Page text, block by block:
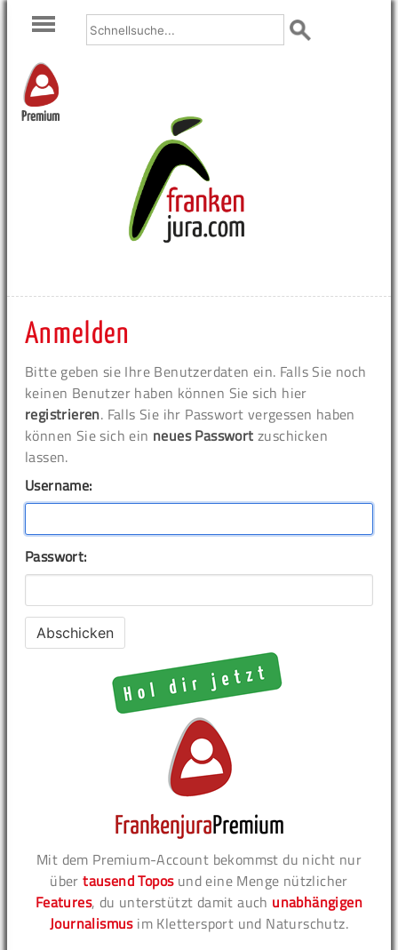
Premium
Anmelden
Bitte geben sie Ihre Benutzerdaten ein. Falls Sie noch
keinen Benutzer haben können Sie sich hier
registrieren. Falls Sie ihr Passwort vergessen haben
können Sie sich ein neues Passwort zuschicken
lassen.
Username:
Passwort:
Mit dem Premium-Account bekommst du nicht nur
übertausend Toposund eine Menge nützlicher
Features, du unterstützt damit auch unabhängigen
Journalismusim Klettersport und Naturschutz.